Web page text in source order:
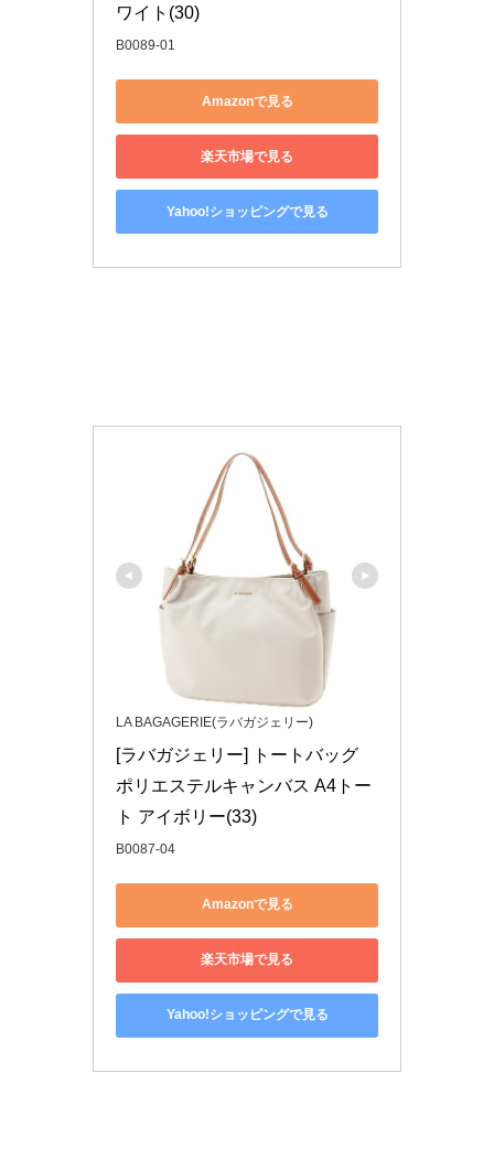
ワイト(30)
B0089-01
Amazonで見る
楽天市場で見る
Yahoo!ショッピングで見る
LA BAGAGERIE(ラバガジェリー)
[ラバガジェリー] トートバッグ
ポリエステルキャンバス A4トー
ト アイボリー(33)
B0087-04
Amazonで見る
楽天市場で見る
Yahoo!ショッピングで見る